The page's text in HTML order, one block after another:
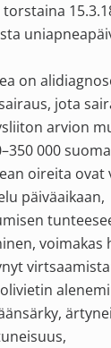
torstaina
on
jota
arvion
000
oireita ovat
päiväaikaan,
voimakas